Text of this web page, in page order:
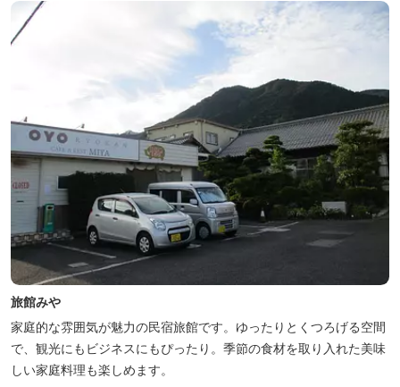
たせ湯を備えた「くのいちの...
旅館みや
家庭的な雰囲気が魅力の民宿旅館です。ゆったりとくつろげる空間
で、観光にもビジネスにもぴったり。季節の食材を取り入れた美味
しい家庭料理も楽しめます。